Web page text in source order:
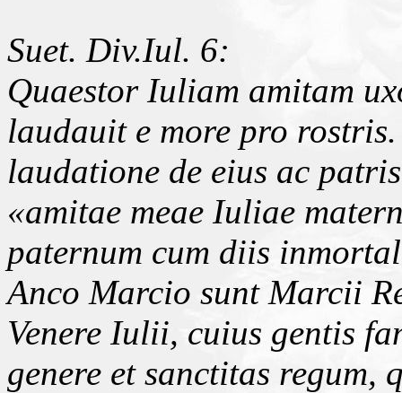
Suet. Div.Iul. 6:
Quaestor Iuliam amitam
laudauit e more pro
laudatione de eius ac
«amitae meae Iuliae
paternum cum diis
Anco Marcio sunt Marcii
Venere Iulii, cuius gentis
genere et sanctitas